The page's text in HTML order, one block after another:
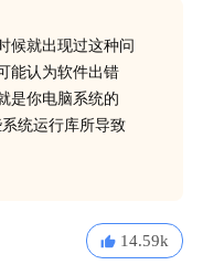
候就出现过这种问
能认为软件出错
是你电脑系统的
统运行库所导致
14.59k